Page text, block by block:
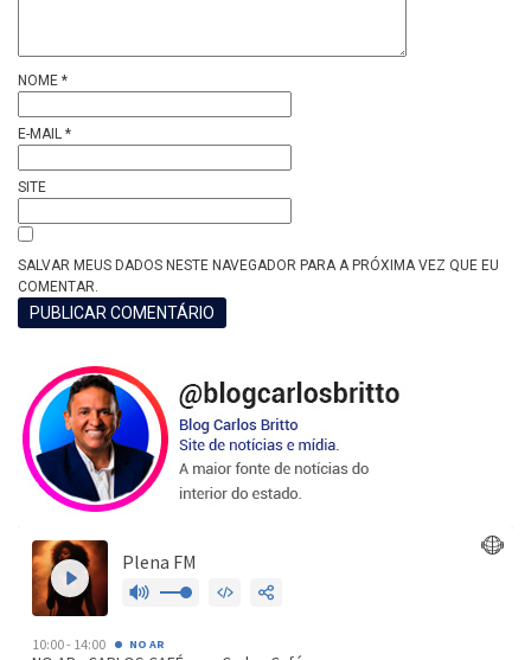
NOME *
E-MAIL *
SITE
SALVAR MEUS DADOS NESTE NAVEGADOR PARA A PRÓXIMA VEZ QUE EU
COMENTAR.